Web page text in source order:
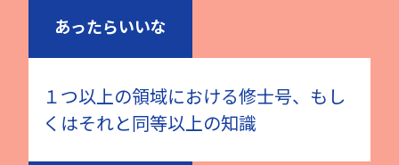
あったらいいな
１つ以上の領域における修士号、もし
くはそれと同等以上の知識